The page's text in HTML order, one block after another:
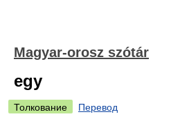
Magyar-orosz szótár
egy
Толкование
Перевод